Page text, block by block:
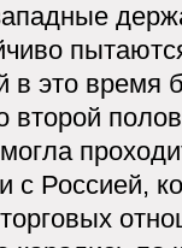
в это время
второй
с Россией,